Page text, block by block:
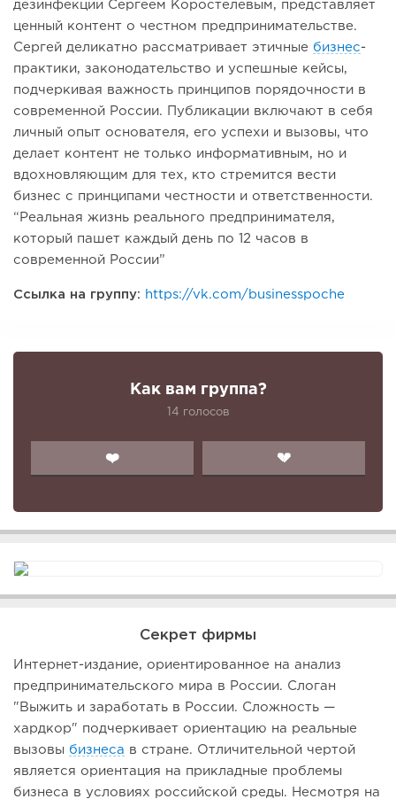
дезинфекции Сергеем Коростелевым, представляет
ценный контент о честном предпринимательстве.
Сергей деликатно рассматривает этичные бизнес-
практики, законодательство и успешные кейсы,
подчеркивая важность принципов порядочности в
современной России. Публикации включают в себя
личный опыт основателя, его успехи и вызовы, что
делает контент не только информативным, но и
вдохновляющим для тех, кто стремится вести
бизнес с принципами честности и ответственности.
“Реальная жизнь реального предпринимателя,
который пашет каждый день по 12 часов в
современной России”
Ссылка на группу: https://vk.com/businesspoche
Как вам группа?
14 голосов
❤️ 💔
Секрет фирмы
Интернет-издание, ориентированное на анализ
предпринимательского мира в России. Слоган
"Выжить и заработать в России. Сложность —
хардкор" подчеркивает ориентацию на реальные
вызовы бизнеса в стране. Отличительной чертой
является ориентация на прикладные проблемы
бизнеса в условиях российской среды. Несмотря на